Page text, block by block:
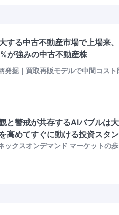
する中古不動産市場で上場来
が強みの中古不動産株
発掘｜買取再販モデルで中間コス
と警戒が共存するAIバブルは
高めてすぐに動ける投資スタ
ックスオンデマンド マーケットの